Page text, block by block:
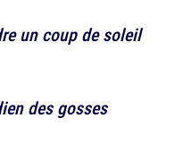
un coup de soleil
des gosses